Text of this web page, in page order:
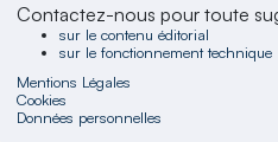
Contactez-nous pour toute
sur le contenu éditorial
sur le fonctionnement technique
Mentions Légales
Cookies
Données personnelles